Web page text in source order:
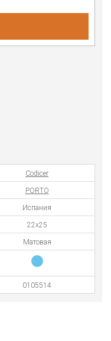
Codicer
PORTO
Испания
22х25
Матовая
0105514